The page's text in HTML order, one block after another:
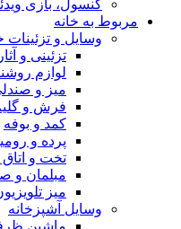
کنسول، بازی‌
مربوط به خانه
وسایل و تزئینات
تزئینی و
لوازم
میز و
فرش و
کمد و بوفه
پرده و
تخت و
مبلمان و
میز
وسایل آشپزخانه